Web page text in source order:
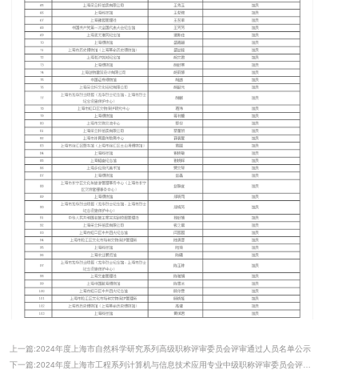
上一篇:2024年度上海市自然科学研究系列高级职称评审委员会评审通过人员名单公示